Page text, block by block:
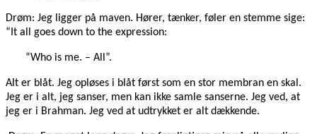
Drøm: Jeg ligger på maven. Hører, tænker, føler en stemme sige:
“It all goes down to the expression:
“Who is me. – All”.
Alt er blåt. Jeg opløses i blåt først som en stor membran en skal.
Jeg er i alt, jeg sanser, men kan ikke samle sanserne. Jeg ved, at
jeg er i Brahman. Jeg ved at udtrykket er alt dækkende.